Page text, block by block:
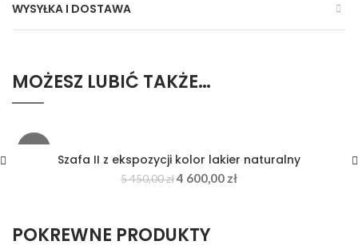
WYSYŁKA I DOSTAWA
MOŻESZ LUBIĆ TAKŻE…
Szafa II z ekspozycji kolor lakier naturalny
5 450,00zł4 600,00 zł
POKREWNE PRODUKTY